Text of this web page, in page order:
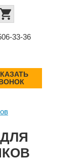
33-36